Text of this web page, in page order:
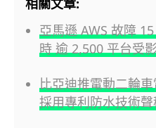
相關文章:
亞馬遜 AWS 故障
時 逾 2,500 平台受
比亞迪推電動二
採用專利防水技術